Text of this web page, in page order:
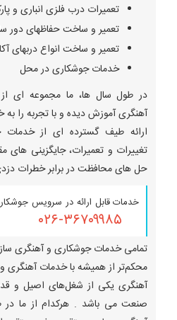
تعمیرات درب فلزی انباری و
تعمیر و ساخت حفاظهای دور
تعمیر و ساخت انواع دربهای
خدمات جوشکاری در محل
در طول سال ها، ما مجموعه ای
آهنگری آموزش دیده و با تجربه را به
ارائه طیف گسترده ای از
تغییرات و تعمیرات، جایگزینی
حل های محافظت در برابر خطرات
خدمات قابل ارائه در سرویس
تمامی خدمات جوشکاری و آهنگری
محکم‌تر از همیشه با خدمات آهنگری
آهنگری یکی از شغل‌های اصیل و
صنعت می باشد . هرکدام از ما در